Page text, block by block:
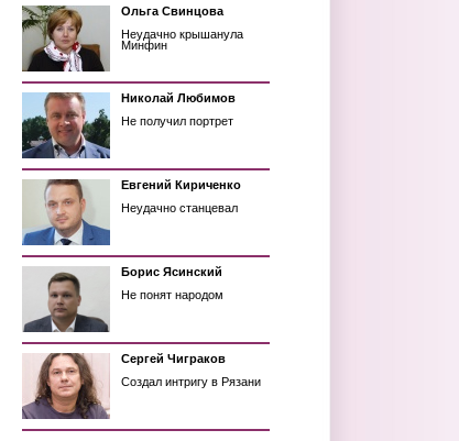
Ольга Свинцова
Неудачно крышанула
Минфин
Николай Любимов
Не получил портрет
Евгений Кириченко
Неудачно станцевал
Борис Ясинский
Не понят народом
Сергей Чиграков
Создал интригу в Рязани